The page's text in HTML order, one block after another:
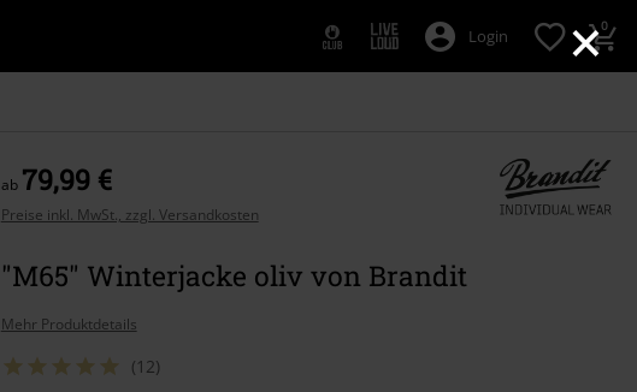
×
Login 0
ab 79,99 €
Preise inkl. MwSt., zzgl. Versandkosten
"M65" Winterjacke oliv von Brandit
Mehr Produktdetails
(12)